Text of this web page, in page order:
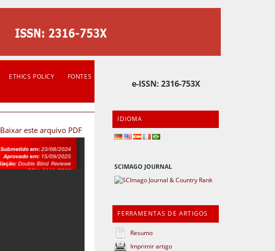
e-ISSN: 2316-753X
IDIOMA
SCIMAGO JOURNAL
FERRAMENTAS DE ARTIGOS
Resumo
Imprimir artigo
ETHICS POLICY
FONTES
Baixar este arquivo PDF